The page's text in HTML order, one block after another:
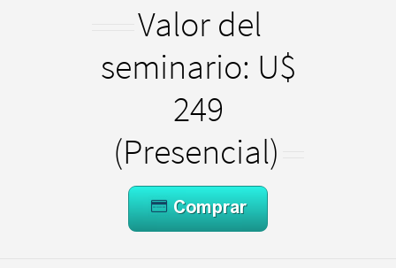
Valor del
seminario: U$
249
(Presencial)